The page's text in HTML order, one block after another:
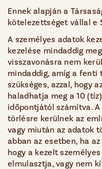
Ennek alapján a
kötelezettséget vállal e
A személyes adatok
kezelése mindaddig
visszavonásra nem
mindaddig, amíg a fenti
szükséges, azzal, hogy
haladhatja meg a 10
időpontjától számítva.
törlésre kerülnek az
vagy miután az adatok
abban az esetben, ha
hogy a kezelt
elmulasztja, vagy nem